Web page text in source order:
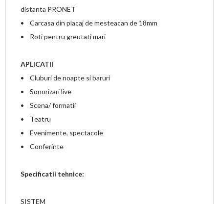
distanta PRONET
• Carcasa din placaj de mesteacan de 18mm
• Roti pentru greutati mari
APLICATII
• Cluburi de noapte si baruri
• Sonorizari live
• Scena/ formatii
• Teatru
• Evenimente, spectacole
• Conferinte
Specificatii tehnice:
SISTEM